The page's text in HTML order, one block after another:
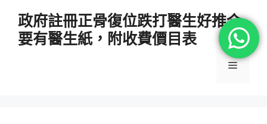
政府註冊正骨復位跌打醫生好推介
要有醫生紙，附收費價目表
選